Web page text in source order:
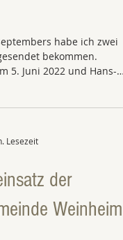
habe ich zwei
bekommen.
5. Juni 2022 und Hans-
Lesezeit
der
Weinheim